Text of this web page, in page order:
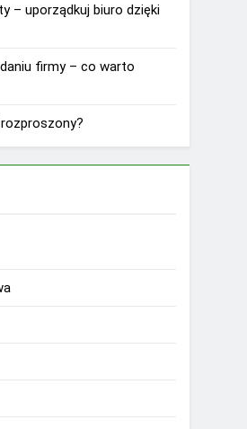
– uporządkuj biuro dzięki
firmy – co warto